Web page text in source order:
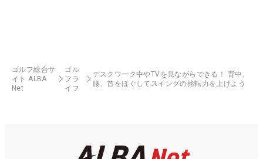
ゴルフ総合サ
イト ALBA
Net
ゴル
フラ
イフ
デスクワーク中やTVを見ながらできる！ 背中、
腰、首をほぐしてスイングの捻転力を上げよう